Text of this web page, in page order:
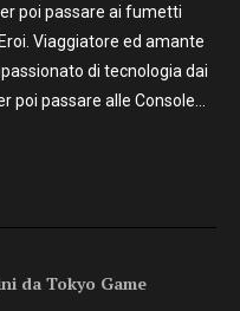
poi passare ai fumetti
Viaggiatore ed amante
di tecnologia dai
poi passare alle Console…
da Tokyo Game